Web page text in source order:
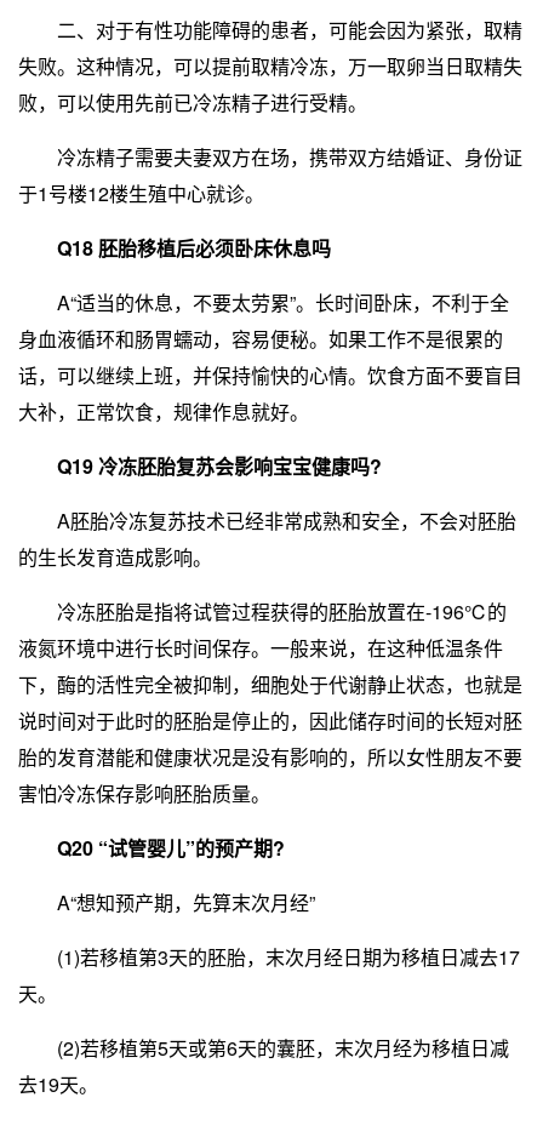
二、对于有性功能障碍的患者，可能会因为紧张，取精
失败。这种情况，可以提前取精冷冻，万一取卵当日取精失
败，可以使用先前已冷冻精子进行受精。
冷冻精子需要夫妻双方在场，携带双方结婚证、身份证
于1号楼12楼生殖中心就诊。
Q18 胚胎移植后必须卧床休息吗
A“适当的休息，不要太劳累”。长时间卧床，不利于全
身血液循环和肠胃蠕动，容易便秘。如果工作不是很累的
话，可以继续上班，并保持愉快的心情。饮食方面不要盲目
大补，正常饮食，规律作息就好。
Q19 冷冻胚胎复苏会影响宝宝健康吗?
A胚胎冷冻复苏技术已经非常成熟和安全，不会对胚胎
的生长发育造成影响。
冷冻胚胎是指将试管过程获得的胚胎放置在-196℃的
液氮环境中进行长时间保存。一般来说，在这种低温条件
下，酶的活性完全被抑制，细胞处于代谢静止状态，也就是
说时间对于此时的胚胎是停止的，因此储存时间的长短对胚
胎的发育潜能和健康状况是没有影响的，所以女性朋友不要
害怕冷冻保存影响胚胎质量。
Q20 “试管婴儿”的预产期?
A“想知预产期，先算末次月经”
(1)若移植第3天的胚胎，末次月经日期为移植日减去17
天。
(2)若移植第5天或第6天的囊胚，末次月经为移植日减
去19天。